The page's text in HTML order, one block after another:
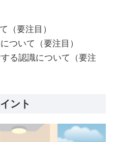
（要注目）
ついて（要注目）
る認識について（要注
ント